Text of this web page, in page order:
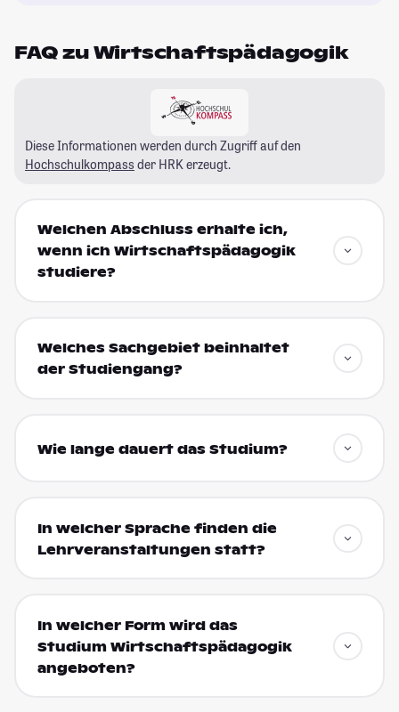
FAQ zu Wirtschaftspädagogik
Diese Informationen werden durch Zugriff auf den
Hochschulkompass der HRK erzeugt.
Welchen Abschluss erhalte ich,
wenn ich Wirtschaftspädagogik
studiere?
Welches Sachgebiet beinhaltet
der Studiengang?
Wie lange dauert das Studium?
In welcher Sprache finden die
Lehrveranstaltungen statt?
In welcher Form wird das
Studium Wirtschaftspädagogik
angeboten?